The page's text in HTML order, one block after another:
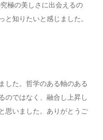
極の美しさに出会えるの
と知りたいと感じました。
した。哲学のある軸のある
のではなく、融合し上昇し
思いました。ありがとうご